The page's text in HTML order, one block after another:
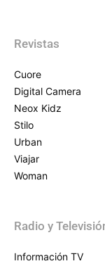
Revistas
Cuore
Digital Camera
Neox Kidz
Stilo
Urban
Viajar
Woman
Radio y
Información TV